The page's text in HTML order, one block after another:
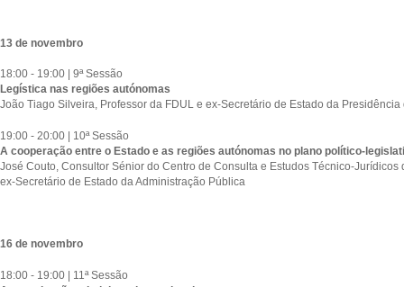
13 de novembro
18:00 - 19:00 | 9ª Sessão
Legística nas regiões autónomas
João Tiago Silveira, Professor da FDUL e ex-Secretário de Estado da
19:00 - 20:00 | 10ª Sessão
A cooperação entre o Estado e as regiões autónomas no plano político-
José Couto, Consultor Sénior do Centro de Consulta e Estudos Técnico-Jurídicos
ex-Secretário de Estado da Administração Pública
16 de novembro
18:00 - 19:00 | 11ª Sessão